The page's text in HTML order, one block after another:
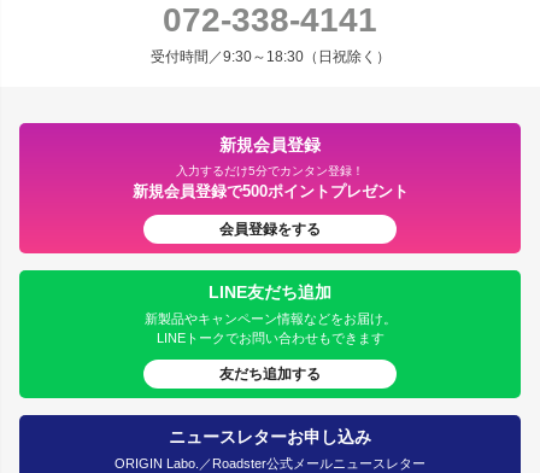
072-338-4141
受付時間／9:30～18:30（日祝除く）
新規会員登録
入力するだけ5分でカンタン登録！
新規会員登録で500ポイントプレゼント
会員登録をする
LINE友だち追加
新製品やキャンペーン情報などをお届け。
LINEトークでお問い合わせもできます
友だち追加する
ニュースレターお申し込み
ORIGIN Labo.／Roadster公式メールニュースレター